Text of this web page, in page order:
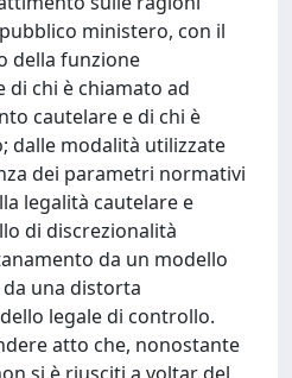
ministero, con il
della funzione
di chi è chiamato ad
cautelare e di chi è
dalle modalità utilizzate
dei parametri normativi
legalità cautelare e
di discrezionalità
da un modello
una distorta
legale di controllo.
atto che, nonostante